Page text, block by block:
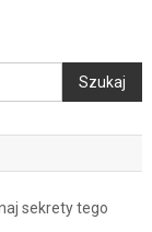
Szukaj
sekrety tego